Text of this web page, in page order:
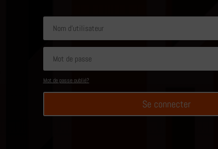
Mot de passe oublié?
Se connecter